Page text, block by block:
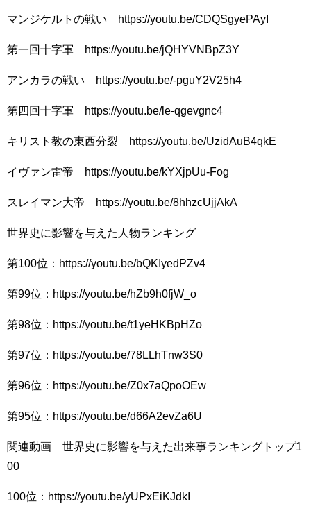
マンジケルトの戦い https://youtu.be/CDQSgyePAyI
第一回十字軍 https://youtu.be/jQHYVNBpZ3Y
アンカラの戦い https://youtu.be/-pguY2V25h4
第四回十字軍 https://youtu.be/le-qgevgnc4
キリスト教の東西分裂 https://youtu.be/UzidAuB4qkE
イヴァン雷帝 https://youtu.be/kYXjpUu-Fog
スレイマン大帝 https://youtu.be/8hhzcUjjAkA
世界史に影響を与えた人物ランキング
第100位：https://youtu.be/bQKIyedPZv4
第99位：https://youtu.be/hZb9h0fjW_o
第98位：https://youtu.be/t1yeHKBpHZo
第97位：https://youtu.be/78LLhTnw3S0
第96位：https://youtu.be/Z0x7aQpoOEw
第95位：https://youtu.be/d66A2evZa6U
関連動画 世界史に影響を与えた出来事ランキングトップ1
00
100位：https://youtu.be/yUPxEiKJdkI